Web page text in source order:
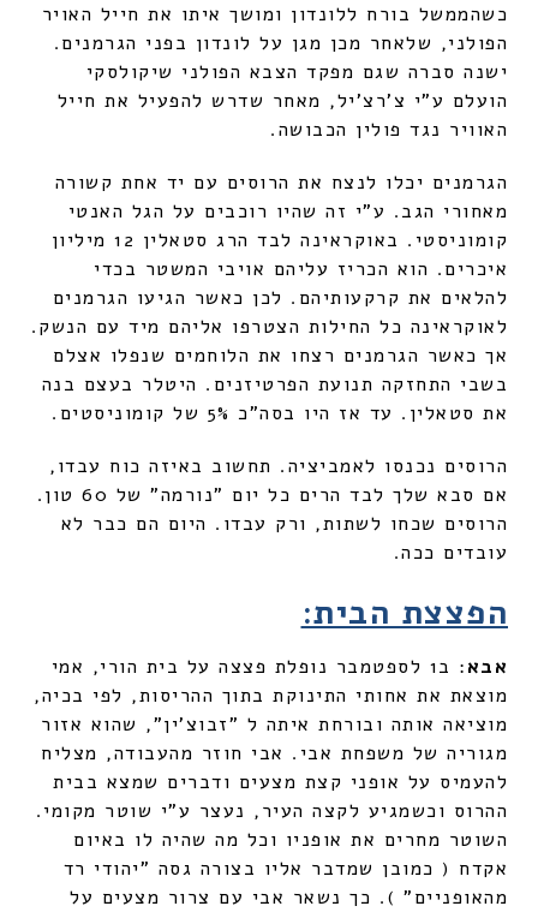
כשהממשל בורח ללונדון ומושך איתו את חייל האויר
הפולני, שלאחר מכן מגן על לונדון בפני הגרמנים.
ישנה סברה שגם מפקד הצבא הפולני שיקולסקי
הועלם ע"י צ'רצ'יל, מאחר שדרש להפעיל את חייל
האוויר נגד פולין הכבושה.
הגרמנים יכלו לנצח את הרוסים עם יד אחת קשורה
מאחורי הגב. ע"י זה שהיו רוכבים על הגל האנטי
קומוניסטי. באוקראינה לבד הרג סטאלין 12 מיליון
איכרים. הוא הכריז עליהם אויבי המשטר בכדי
להלאים את קרקעותיהם. לכן כאשר הגיעו הגרמנים
לאוקראינה כל החילות הצטרפו אליהם מיד עם הנשק.
אך כאשר הגרמנים רצחו את הלוחמים שנפלו אצלם
בשבי התחזקה תנועת הפרטיזנים. היטלר בעצם בנה
את סטאלין. עד אז היו בסה"כ 5% של קומוניסטים.
הרוסים נכנסו לאמביציה. תחשוב באיזה כוח עבדו,
אם סבא שלך לבד הרים כל יום "נורמה" של 60 טון.
הרוסים שכחו לשתות, ורק עבדו. היום הם כבר לא
עובדים ככה.
הפצצת הבית:
אבא
: ב1 לספטמבר נופלת פצצה על בית הורי, אמי
מוצאת את אחותי התינוקת בתוך ההריסות, לפי בכיה,
מוציאה אותה ובורחת איתה ל "זבוצ'ין", שהוא אזור
מגוריה של משפחת אבי. אבי חוזר מהעבודה, מצליח
להעמיס על אופני קצת מצעים ודברים שמצא בבית
ההרוס וכשמגיע לקצה העיר, נעצר ע"י שוטר מקומי.
השוטר מחרים את אופניו וכל מה שהיה לו באיום
אקדח ( כמובן שמדבר אליו בצורה גסה "יהודי רד
מהאופניים" ). כך נשאר אבי עם צרור מצעים על